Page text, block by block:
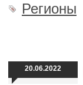
Регионы
20.06.2022